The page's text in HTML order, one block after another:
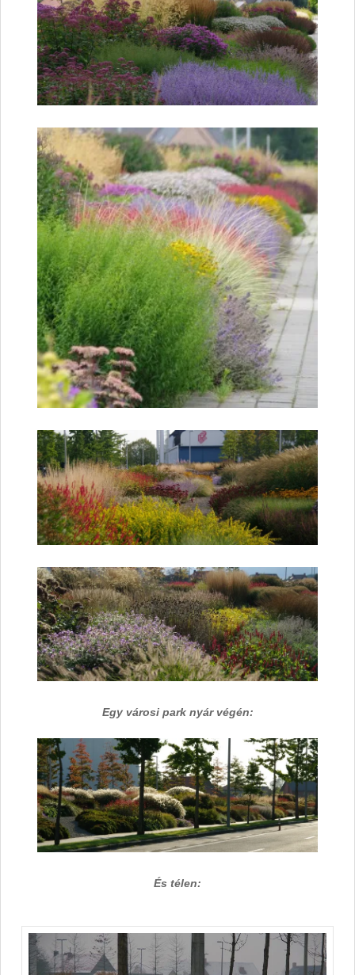
Egy városi park nyár végén:
És télen: